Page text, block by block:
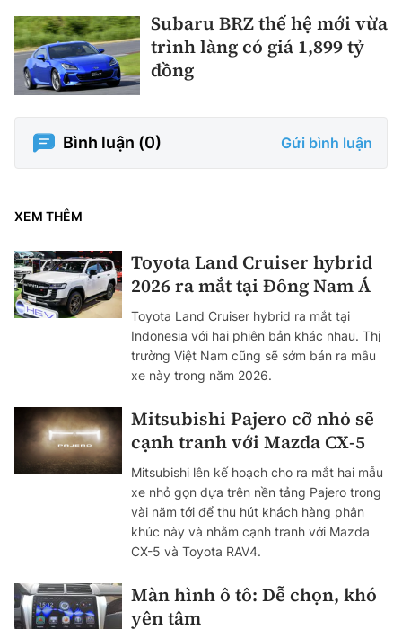
Subaru BRZ thế hệ mới vừa
trình làng có giá 1,899 tỷ
đồng
Bình luận (0) Gửi bình luận
XEM THÊM
Toyota Land Cruiser hybrid
2026 ra mắt tại Đông Nam Á
Toyota Land Cruiser hybrid ra mắt tại
Indonesia với hai phiên bản khác nhau. Thị
trường Việt Nam cũng sẽ sớm bán ra mẫu
xe này trong năm 2026.
Mitsubishi Pajero cỡ nhỏ sẽ
cạnh tranh với Mazda CX-5
Mitsubishi lên kế hoạch cho ra mắt hai mẫu
xe nhỏ gọn dựa trên nền tảng Pajero trong
vài năm tới để thu hút khách hàng phân
khúc này và nhằm cạnh tranh với Mazda
CX-5 và Toyota RAV4.
Màn hình ô tô: Dễ chọn, khó
yên tâm